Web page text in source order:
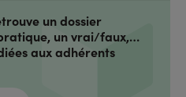
un dossier
un vrai/faux,…
aux adhérents